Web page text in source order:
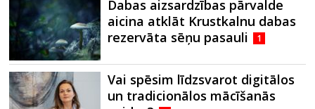
Dabas aizsardzības pārvalde
aicina atklāt Krustkalnu dabas
rezervāta sēņu pasauli
1
Vai spēsim līdzsvarot digitālos
un tradicionālos mācīšanās